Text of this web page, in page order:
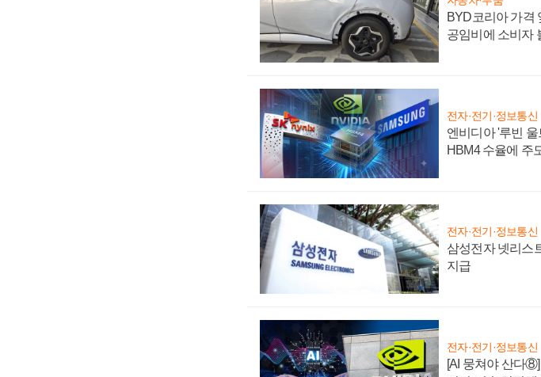
BYD코리아 가격
공임비에 소비자
전자·전기·정보통신
엔비디아 '루빈
HBM4 수율에 주
전자·전기·정보통신
삼성전자 넷리스
지급
전자·전기·정보통신
[AI 뭉쳐야 산다⑧]